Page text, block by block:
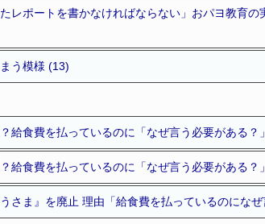
レポートを書かなければならない」おパヨ教育
う模様 (13)
給食費を払っているのに「なぜ言う必要がある？
給食費を払っているのに「なぜ言う必要がある？
さま』を廃止 理由「給食費を払っているのにな